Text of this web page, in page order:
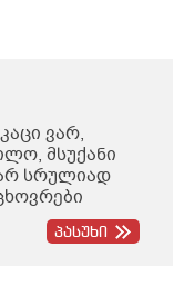
ვარ,
მსუქანი
სრულიად
არაფერი
პასუხი